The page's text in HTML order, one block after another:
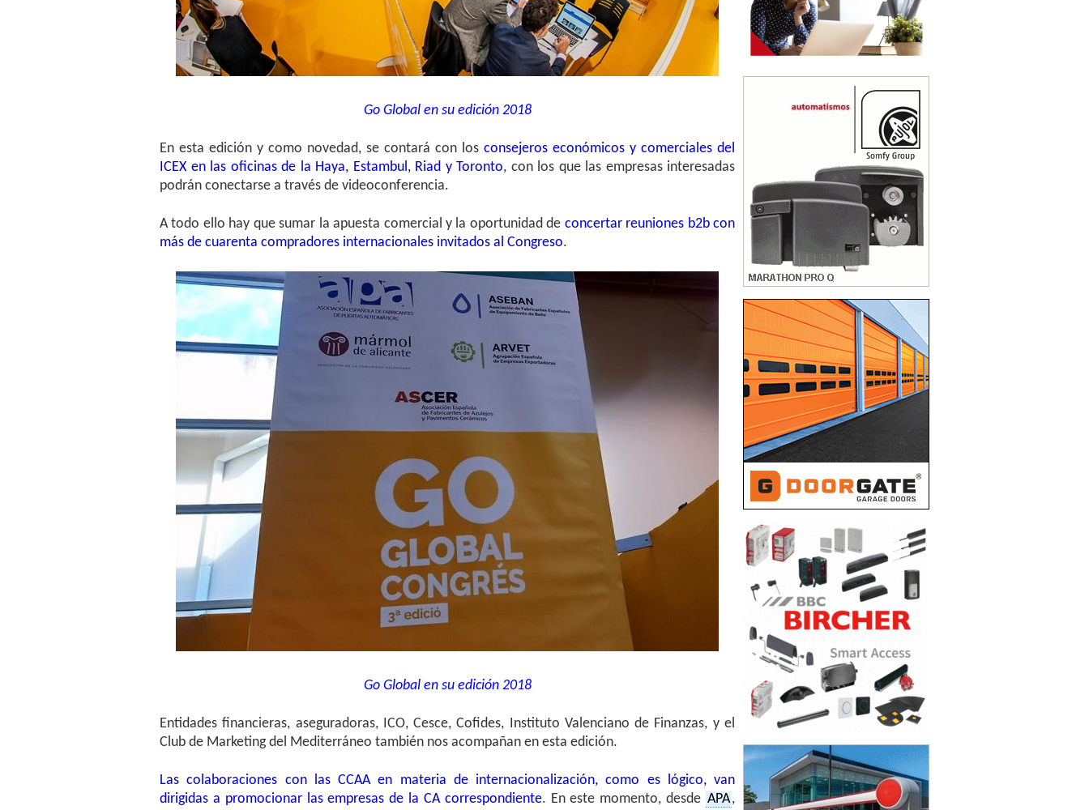
Go Global en su edición 2018
En esta edición y como novedad, se contará con los consejeros económicos y comerciales del
ICEX en las oficinas de la Haya, Estambul, Riad y Toronto, con los que las empresas interesadas
podrán conectarse a través de videoconferencia.
A todo ello hay que sumar la apuesta comercial y la oportunidad de concertar reuniones b2b con
más de cuarenta compradores internacionales invitados al Congreso.
Go Global en su edición 2018
Entidades financieras, aseguradoras, ICO, Cesce, Cofides, Instituto Valenciano de Finanzas, y el
Club de Marketing del Mediterráneo también nos acompañan en esta edición.
Las colaboraciones con las CCAA en materia de internacionalización, como es lógico, van
dirigidas a promocionar las empresas de la CA correspondiente. En este momento, desde APA,